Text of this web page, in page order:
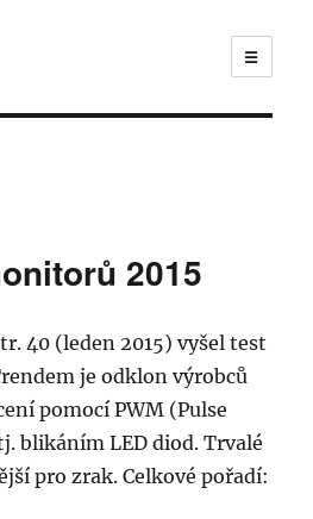
☰
2015
40 (leden 2015) vyšel test
je odklon výrobců
pomocí PWM (Pulse
blikáním LED diod. Trvalé
pro zrak. Celkové pořadí: